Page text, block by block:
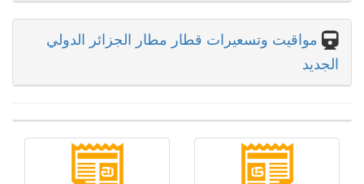
مواقيت وتسعيرات قطار مطار الجزائر الدولي
الجديد